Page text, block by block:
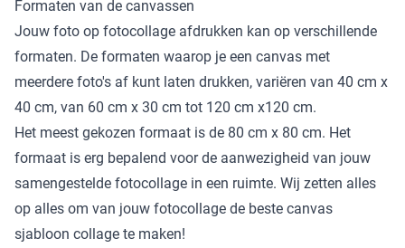
Formaten van de canvassen
Jouw foto op fotocollage afdrukken kan op verschillende
formaten. De formaten waarop je een canvas met
meerdere foto's af kunt laten drukken, variëren van 40 cm x
40 cm, van 60 cm x 30 cm tot 120 cm x120 cm.
Het meest gekozen formaat is de 80 cm x 80 cm. Het
formaat is erg bepalend voor de aanwezigheid van jouw
samengestelde fotocollage in een ruimte. Wij zetten alles
op alles om van jouw fotocollage de beste canvas
sjabloon collage te maken!